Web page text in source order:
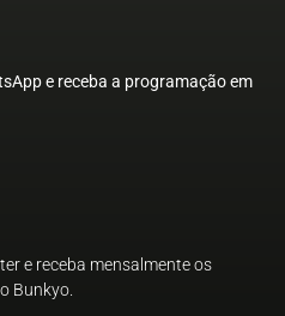
e receba a programação em
e receba mensalmente os
Bunkyo.